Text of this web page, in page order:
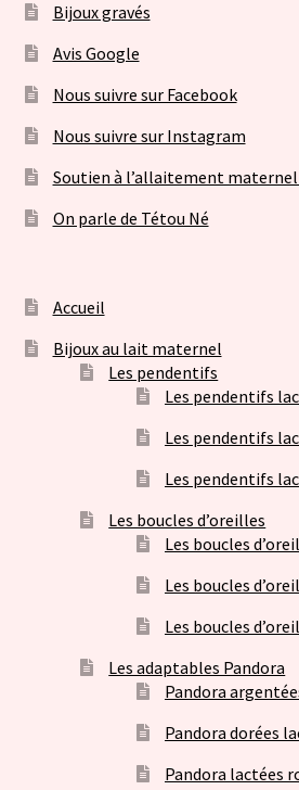
Bijoux gravés
Avis Google
Nous suivre sur Facebook
Nous suivre sur Instagram
Soutien à l’allaitement
On parle de Tétou Né
Accueil
Bijoux au lait maternel
Les pendentifs
Les pendentifs
Les pendentifs
Les pendentifs
Les boucles d’oreilles
Les boucles
Les boucles
Les boucles
Les adaptables Pandora
Pandora
Pandora dorées
Pandora lactées